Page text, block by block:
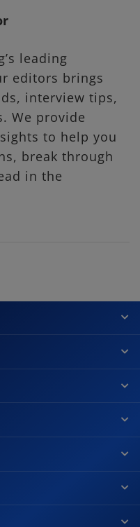
leading
editors brings
interview tips,
We provide
to help you
break through
in the